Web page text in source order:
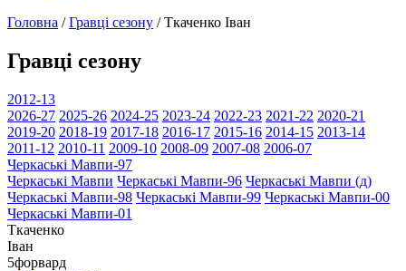
Головна /Гравці сезону /Ткаченко Іван
Гравці сезону
2012-13
2026-27 2025-26 2024-25 2023-24 2022-23 2021-22 2020-21
2019-20 2018-19 2017-18 2016-17 2015-16 2014-15 2013-14
2011-12 2010-11 2009-10 2008-09 2007-08 2006-07
Черкаські Мавпи-97
Черкаські Мавпи Черкаські Мавпи-96 Черкаські Мавпи (д)
Черкаські Мавпи-98 Черкаські Мавпи-99 Черкаські Мавпи-00
Черкаські Мавпи-01
Ткаченко
Іван
5форвард